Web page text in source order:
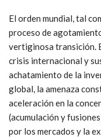
El orden mundial, tal
proceso de
vertiginosa transición.
crisis internacional y
achatamiento de la
global, la amenaza
aceleración en la
(acumulación y
por los mercados y la